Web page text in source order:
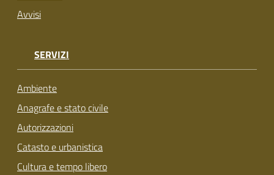
Avvisi
SERVIZI
Ambiente
Anagrafe e stato civile
Autorizzazioni
Catasto e urbanistica
Cultura e tempo libero